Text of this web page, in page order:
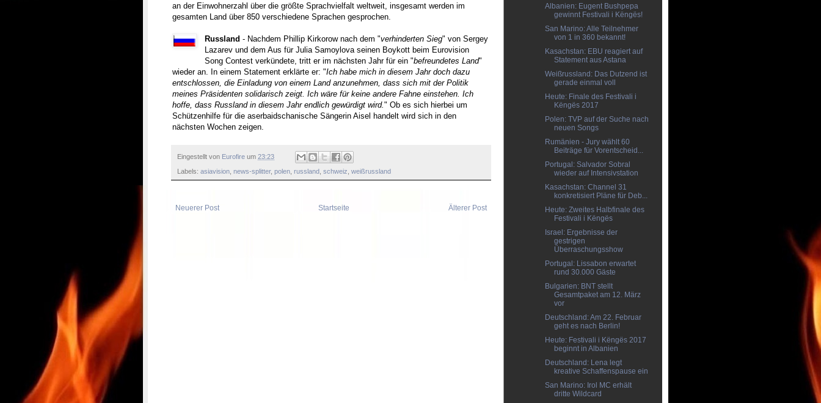
an der Einwohnerzahl über die größte Sprachvielfalt weltweit, insgesamt werden im
gesamten Land über 850 verschiedene Sprachen gesprochen.
Russland- Nachdem Phillip Kirkorow nach dem "verhinderten Sieg" von Sergey
Lazarev und dem Aus für Julia Samoylova seinen Boykott beim Eurovision
Song Contest verkündete, tritt er im nächsten Jahr für ein "befreundetes Land"
wieder an. In einem Statement erklärte er: "Ich habe mich in diesem Jahr doch dazu
entschlossen, die Einladung von einem Land anzunehmen, dass sich mit der Politik
meines Präsidenten solidarisch zeigt. Ich wäre für keine andere Fahne einstehen. Ich
hoffe, dass Russland in diesem Jahr endlich gewürdigt wird. " Ob es sich hierbei um
Schützenhilfe für die aserbaidschanische Sängerin Aisel handelt wird sich in den
nächsten Wochen zeigen.
Eingestellt von Eurofire um 23:23
Labels: asiavision news-splitter, polen russland schweiz weißrussland
Neuerer Post Älterer Post
Startseite
Albanien: Eugent Bushpepa
gewinnt Festivali i Këngës!
San Marino: Alle Teilnehmer
von 1 in 360 bekannt!
Kasachstan: EBU reagiert auf
Statement aus Astana
Weißrussland: Das Dutzend ist
gerade einmal voll
Heute: Finale des Festivali i
Këngës 2017
Polen: TVP auf der Suche nach
neuen Songs
Rumänien - Jury wählt 60
Beiträge für Vorentscheid...
Portugal: Salvador Sobral
wieder auf Intensivstation
Kasachstan: Channel 31
konkretisiert Pläne für Deb...
Heute: Zweites Halbfinale des
Festivali i Këngës
Israel: Ergebnisse der
gestrigen
Überraschungsshow
Portugal: Lissabon erwartet
rund 30.000 Gäste
Bulgarien: BNT stellt
Gesamtpaket am 12. März
vor
Deutschland: Am 22. Februar
geht es nach Berlin!
Heute: Festivali i Këngës 2017
beginnt in Albanien
Deutschland: Lena legt
kreative Schaffenspause ein
San Marino: Irol MC erhält
dritte Wildcard